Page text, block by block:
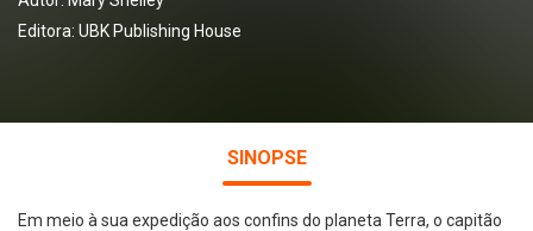
Editora: UBK Publishing House
SINOPSE
Em meio à sua expedição aos confins do planeta Terra, o capitão